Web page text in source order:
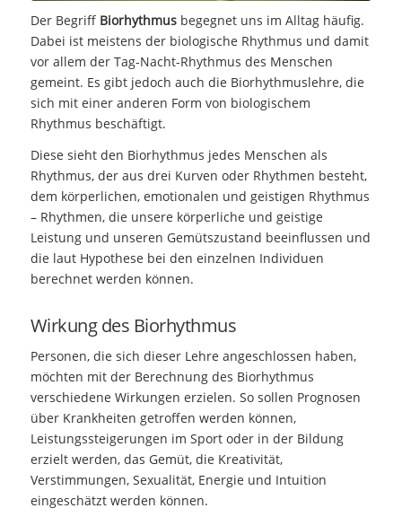
Der Begriff Biorhythmusbegegnet uns im Alltag häufig.
Dabei ist meistens der biologische Rhythmus und damit
vor allem der Tag-Nacht-Rhythmus des Menschen
gemeint. Es gibt jedoch auch die Biorhythmuslehre, die
sich mit einer anderen Form von biologischem
Rhythmus beschäftigt.
Diese sieht den Biorhythmus jedes Menschen als
Rhythmus, der aus drei Kurven oder Rhythmen besteht,
dem körperlichen, emotionalen und geistigen Rhythmus
– Rhythmen, die unsere körperliche und geistige
Leistung und unseren Gemütszustand beeinflussen und
die laut Hypothese bei den einzelnen Individuen
berechnet werden können.
Wirkung des Biorhythmus
Personen, die sich dieser Lehre angeschlossen haben,
möchten mit der Berechnung des Biorhythmus
verschiedene Wirkungen erzielen. So sollen Prognosen
über Krankheiten getroffen werden können,
Leistungssteigerungen im Sport oder in der Bildung
erzielt werden, das Gemüt, die Kreativität,
Verstimmungen, Sexualität, Energie und Intuition
eingeschätzt werden können.